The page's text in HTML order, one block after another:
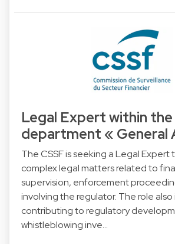
Legal Expert within
department « General
The CSSF is seeking a Legal Expert
complex legal matters related to
supervision, enforcement
involving the regulator. The role
contributing to regulatory
whistleblowing inve…